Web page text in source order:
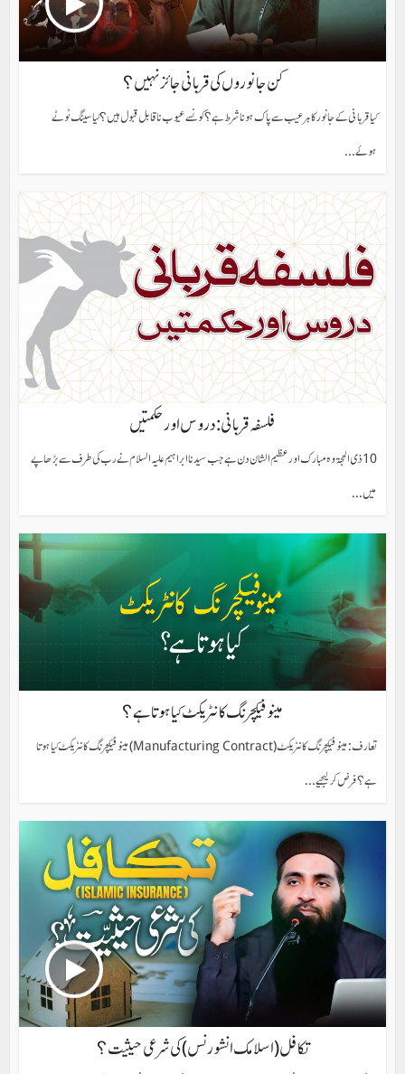
کن جانوروں کی قربانی جائز نہیں؟
کیا قربانی کے جانور کا ہر عیب سے پاک ہونا شرط ہے؟ کونسے عیوب نا قابل قبول ہیں؟ کیا سینگ ٹوٹے
ہوئے...
فلسفہ قربانی: دروس اورحکمتیں
10 ذی الحجۃ وہ مبارک اور عظیم الشان دن ہے جب سیدنا ابراہیم علیہ السلام نے رب کی طرف سے بڑھاپے
میں...
مینوفیکچرنگ کانٹریکٹ کیا ہوتا ہے؟
تعارف: مینوفیکچرنگ کانٹریکٹ (Manufacturing Contract) مینوفیکچرنگ کانٹریکٹ کیا ہوتا
ہے؟ فرض کر لیجیے...
تکافل(اسلامک انشورنس) کی شرعی حیثیت؟